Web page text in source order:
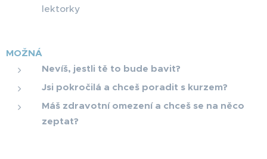
lektorky
MOŽNÁ ☝️
Nevíš, jestli tě to bude bavit?
Jsi pokročilá a chceš poradit s kurzem?
Máš zdravotní omezení a chceš se na něco
zeptat?